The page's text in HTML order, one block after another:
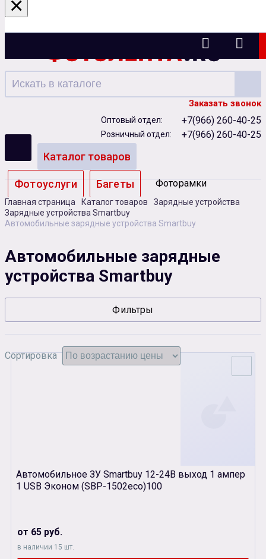
Ижевск
Заказать звонок
Оптовый отдел: +7(966) 260-40-25
Розничный отдел: +7(966) 260-40-25
Каталог товаров
Фотоуслуги Багеты Фоторамки
Альбомы
Батарейки Сублимация
Главная страница Каталог товаров
Зарядные устройства
Зарядные устройства Smartbuy
Автомобильные зарядные устройства Smartbuy
Автомобильные зарядные
устройства Smartbuy
Фильтры
Сортировка
Автомобильное ЗУ Smartbuy 12-24В выход 1 ампер
1 USB Эконом (SBP-1502eco)100
от 65 руб.
в наличии 15 шт.
×